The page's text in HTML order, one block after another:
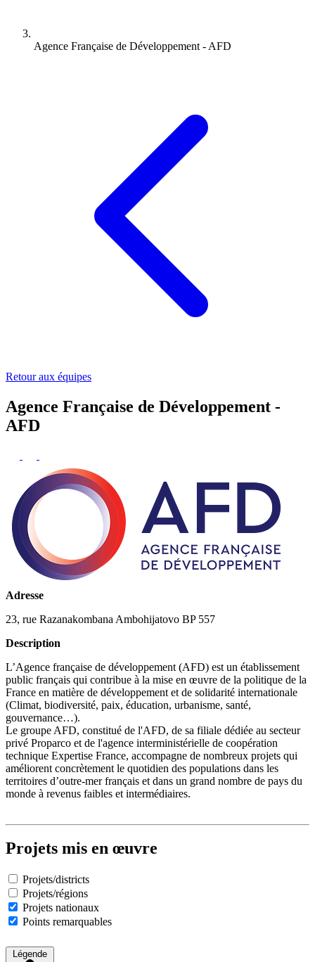
Agence Française de Développement - AFD
Retour aux équipes
Agence Française de Développement -
AFD
Adresse
23, rue Razanakombana Ambohijatovo BP 557
Description
L’Agence française de développement (AFD) est un établissement
public français qui contribue à la mise en œuvre de la politique de la
France en matière de développement et de solidarité internationale
(Climat, biodiversité, paix, éducation, urbanisme, santé,
gouvernance…).
Le groupe AFD, constitué de l'AFD, de sa filiale dédiée au secteur
privé Proparco et de l'agence interministérielle de coopération
technique Expertise France, accompagne de nombreux projets qui
améliorent concrètement le quotidien des populations dans les
territoires d’outre-mer français et dans un grand nombre de pays du
monde à revenus faibles et intermédiaires.
Projets mis en œuvre
Projets/districts
Projets/régions
Projets nationaux
Points remarquables
Légende